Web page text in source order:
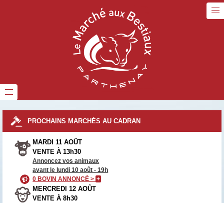
PROCHAINS MARCHÉS AU CADRAN
MARDI 11 AOÛT
VENTE À 13h30
Annoncez vos animaux
avant le lundi 10 août - 19h
0 BOVIN ANNONCÉ >+
MERCREDI 12 AOÛT
VENTE À 8h30